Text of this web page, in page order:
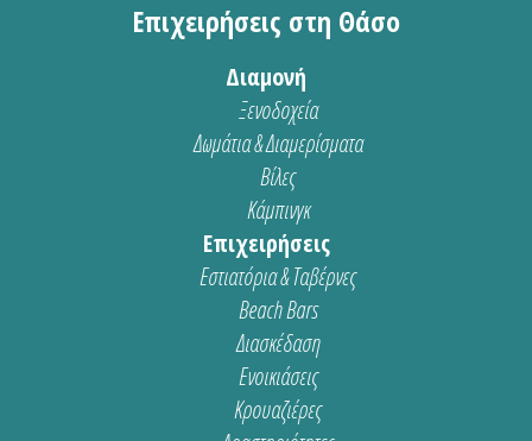
Επιχειρήσεις στη Θάσο
Διαμονή
Ξενοδοχεία
Δωμάτια & Διαμερίσματα
Βίλες
Κάμπινγκ
Επιχειρήσεις
Εστιατόρια & Ταβέρνες
Beach Bars
Διασκέδαση
Ενοικιάσεις
Κρουαζιέρες